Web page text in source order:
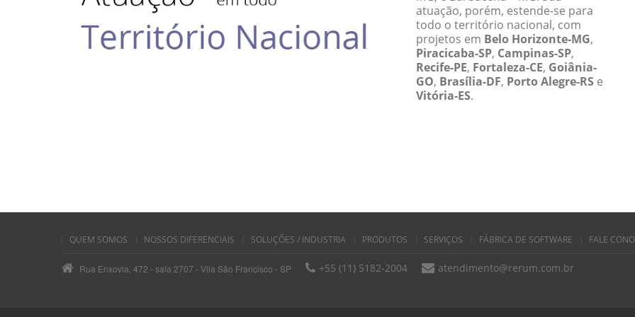
atuação, porém, estende-se para
todo o território nacional, com
projetos em Belo Horizonte-MG,
Piracicaba-SP, Campinas-SP,
Recife-PE, Fortaleza-CE, Goiânia-
GO, Brasília-DF, Porto Alegre-RS e
Vitória-ES.
QUEM SOMOS NOSSOS DIFERENCIAIS SOLUÇÕES / INDUSTRIA PRODUTOS SERVIÇOS FÁBRICA DE SOFTWARE FALE
Rua Enxovia, 472 - sala 2707 - Vila São Francisco - SP +55 (11) 5182-2004 atendimento@rerum.com.br